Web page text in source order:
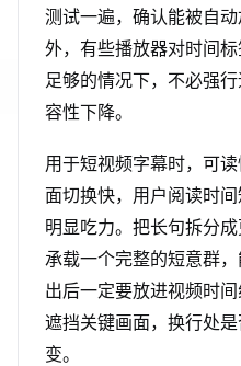
测试一遍，确认能被自
外，有些播放器对时间
足够的情况下，不必强
容性下降。
用于短视频字幕时，可
面切换快，用户阅读时
明显吃力。把长句拆分
承载一个完整的短意群
出后一定要放进视频时
遮挡关键画面，换行处
变。